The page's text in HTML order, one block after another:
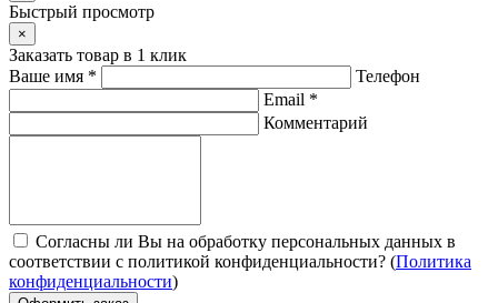
Быстрый просмотр
×
Заказать товар в 1 клик
Ваше имя *
Телефон
Email *
Комментарий
Согласны ли Вы на обработку персональных данных в
соответствии с политикой конфиденциальности? (Политика
конфиденциальности)